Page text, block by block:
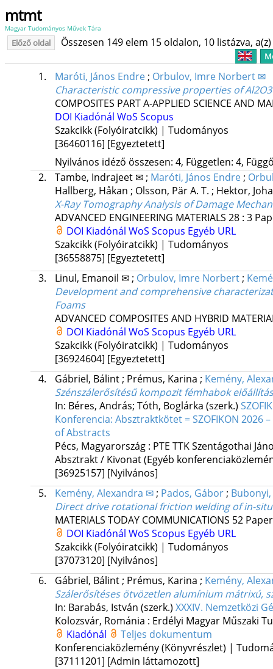
mtmt
Magyar Tudományos Művek Tára
Előző oldal Összesen 149 elem 15 oldalon, 10 listázva,
1. Maróti, János Endre; Orbulov, Imre Norbert ✉
Characteristic compressive properties of
COMPOSITES PART A-APPLIED SCIENCE AND
DOI Kiadónál WoS Scopus
Szakcikk (Folyóiratcikk) | Tudományos
[36460116] [Egyeztetett]
Nyilvános idéző összesen: 4, Független: 4,
2.
Tambe, Indrajeet ✉; Maróti, János Endre;
Hallberg, Håkan ; Olsson, Pär A. T. ; Hektor,
X-Ray Tomography Analysis of Damage
ADVANCED ENGINEERING MATERIALS 28: 3
DOI Kiadónál WoS Scopus Egyéb URL
Szakcikk (Folyóiratcikk) | Tudományos
[36558875] [Egyeztetett]
3.
Linul, Emanoil ✉; Orbulov, Imre Norbert;
Development and comprehensive
Foams
ADVANCED COMPOSITES AND HYBRID
DOI Kiadónál WoS Scopus Egyéb URL
Szakcikk (Folyóiratcikk) | Tudományos
[36924604] [Egyeztetett]
4.
Gábriel, Bálint; Prémus, Karina ; Kemény,
Szénszálerősítésű kompozit fémhabok
In: Béres, András; Tóth, Boglárka (szerk.)
Konferencia: Absztraktkötet = SZOFIKON
of Abstracts
Pécs, Magyarország : PTE TTK Szentágothai
Absztrakt / Kivonat (Egyéb
[36925157] [Nyilvános]
5.
Kemény, Alexandra ✉; Pados, Gábor;
Direct drive rotational friction welding of in-
MATERIALS TODAY COMMUNICATIONS 52
DOI Kiadónál WoS Scopus Egyéb URL
Szakcikk (Folyóiratcikk) | Tudományos
[37073120] [Nyilvános]
6.
Gábriel, Bálint; Prémus, Karina ; Kemény,
Szálerősítéses ötvözetlen alumínium mátrixú,
In: Barabás, István (szerk.) XXXIV. Nemzetközi
Kolozsvár, Románia : Erdélyi Magyar Műszaki
Kiadónál
Teljes dokumentum
Konferenciaközlemény (Könyvrészlet) |
[37111201] [Admin láttamozott]